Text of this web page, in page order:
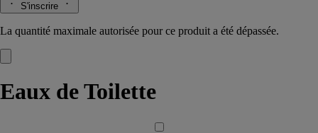
S'inscrire
La quantité maximale autorisée pour ce produit a été dépassée.
Eaux de Toilette